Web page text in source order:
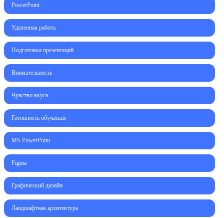
PowerPoint
Удаленная работа
Подготовка презентаций
Внимательность
Чувство вкуса
Готовность обучаться
MS PowerPoint
Figma
Графический дизайн
Ландшафтная архитектура